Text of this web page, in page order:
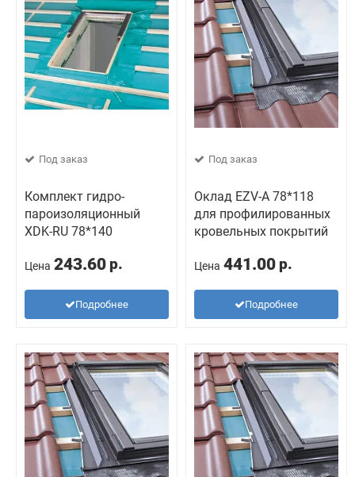
Под заказ
Комплект гидро-
пароизоляционный
ХDK-RU 78*140
Цена 243.60 р.
Подробнее
Под заказ
Оклад EZV-А 78*118
для профилированных
кровельных покрытий
Цена 441.00 р.
Подробнее